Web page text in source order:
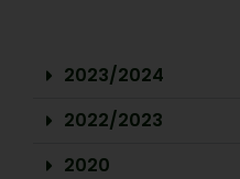
2023/2024
2022/2023
2020